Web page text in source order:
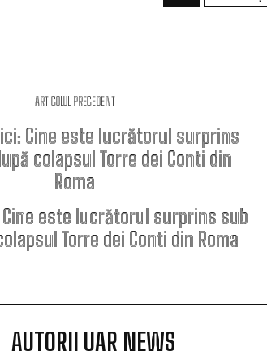
ARTICOLUL PRECEDENT
este lucrătorul surprins sub
Torre dei Conti din Roma
AUTORII UAR NEWS